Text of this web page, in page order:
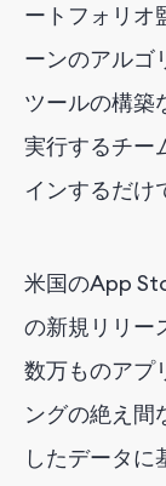
ートフォリオ
ーンのアルゴ
ツールの構築
実行するチー
インするだけ
米国のApp
の新規リリー
数万ものアプ
ングの絶え間
したデータ